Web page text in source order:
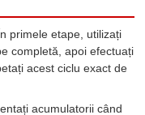
primele etape, utilizați
completă, apoi efectuați
acest ciclu exact de
acumulatorii când